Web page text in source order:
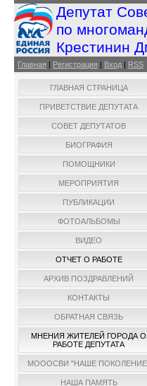
Депутат
по
Крестинин
Главная | Регистрация | Вход | RSS
ГЛАВНАЯ СТРАНИЦА
ПРИВЕТСТВИЕ ДЕПУТАТА
СОВЕТ ДЕПУТАТОВ
БИОГРАФИЯ
ПОМОЩНИКИ
МЕРОПРИЯТИЯ
ПУБЛИКАЦИИ
ФОТОАЛЬБОМЫ
ВИДЕО
ОТЧЕТ О РАБОТЕ
АРХИВ ПОЗДРАВЛЕНИЙ
КОНТАКТЫ
ОБРАТНАЯ СВЯЗЬ
МНЕНИЯ ЖИТЕЛЕЙ ГОРОДА О
РАБОТЕ ДЕПУТАТА
МОООСВИ "НАШЕ
НАША ПАМЯТЬ